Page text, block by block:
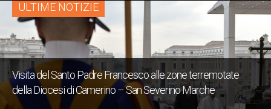
ULTIME NOTIZIE
Visita del Santo Padre Francesco alle zone terremotate
della Diocesi di Camerino – San Severino Marche